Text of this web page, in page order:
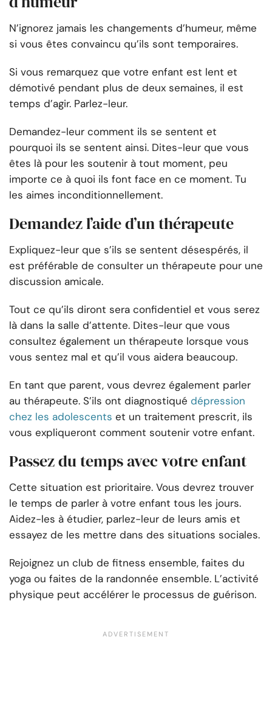
N’ignorez jamais les changements d’humeur, même
si vous êtes convaincu qu’ils sont temporaires.
Si vous remarquez que votre enfant est lent et
démotivé pendant plus de deux semaines, il est
temps d’agir. Parlez-leur.
Demandez-leur comment ils se sentent et
pourquoi ils se sentent ainsi. Dites-leur que vous
êtes là pour les soutenir à tout moment, peu
importe ce à quoi ils font face en ce moment. Tu
les aimes inconditionnellement.
Demandez l’aide d’un thérapeute
Expliquez-leur que s’ils se sentent désespérés, il
est préférable de consulter un thérapeute pour une
discussion amicale.
Tout ce qu’ils diront sera confidentiel et vous serez
là dans la salle d’attente. Dites-leur que vous
consultez également un thérapeute lorsque vous
vous sentez mal et qu’il vous aidera beaucoup.
En tant que parent, vous devrez également parler
au thérapeute. S’ils ont diagnostiqué dépression
chez les adolescents et un traitement prescrit, ils
vous expliqueront comment soutenir votre enfant.
Passez du temps avec votre enfant
Cette situation est prioritaire. Vous devrez trouver
le temps de parler à votre enfant tous les jours.
Aidez-les à étudier, parlez-leur de leurs amis et
essayez de les mettre dans des situations sociales.
Rejoignez un club de fitness ensemble, faites du
yoga ou faites de la randonnée ensemble. L’activité
physique peut accélérer le processus de guérison.